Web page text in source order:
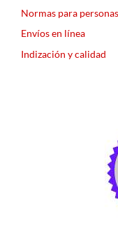
Normas para
Envíos en línea
Indización y calidad